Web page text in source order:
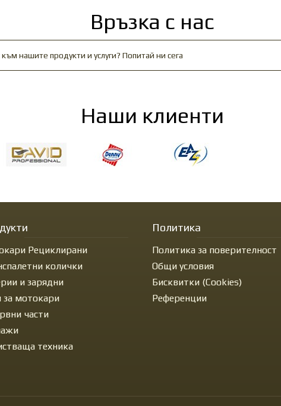
Връзка с нас
нашите продукти и услуги? Попитай ни сега
Наши клиенти
Рециклирани
колички
и зарядни
за мотокари
части
техника
Политика
Политика за поверителност
Общи условия
Бисквитки (Cookies)
Референции